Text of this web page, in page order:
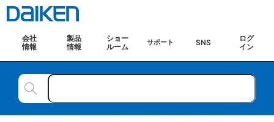
会社
情報
製品
情報
ショー
ルーム
サポート SNS
ログ
イン